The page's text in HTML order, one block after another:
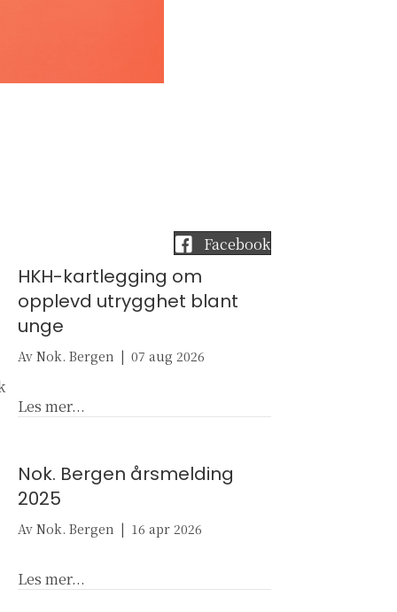
Facebook
HKH-kartlegging om
opplevd utrygghet blant
unge
Av Nok. Bergen | 07 aug 2026
Les mer...
Nok. Bergen årsmelding
2025
Av Nok. Bergen | 16 apr 2026
Les mer...